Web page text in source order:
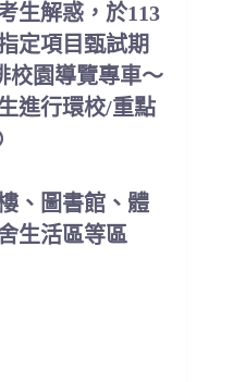
生解惑，於113
定項目甄試期
校園導覽專車～
進行環校/重點
、圖書館、體
生活區等區